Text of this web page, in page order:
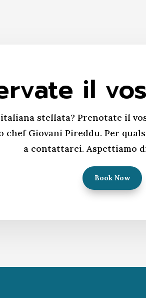
il
stellata? Prenotate il
Giovani Pireddu. Per
a contattarci. Aspettiamo
Book Now